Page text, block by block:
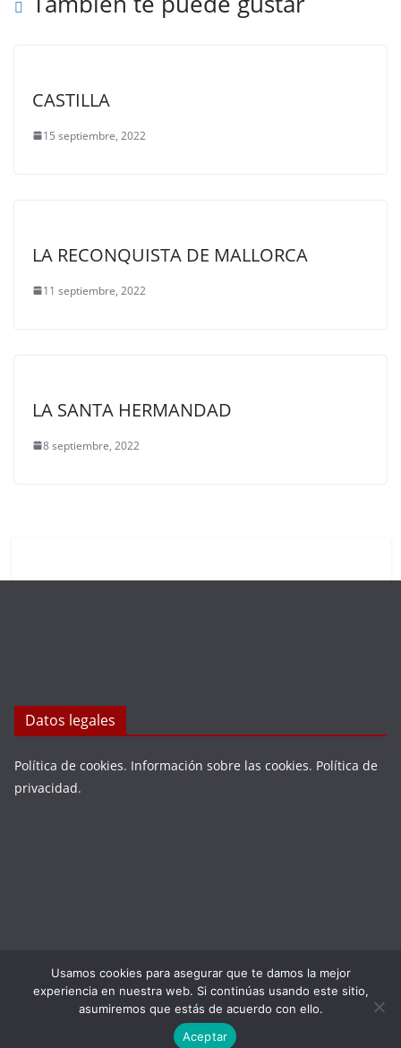
CASTILLA
15 septiembre, 2022
LA RECONQUISTA DE MALLORCA
11 septiembre, 2022
LA SANTA HERMANDAD
8 septiembre, 2022
Datos legales
Política de cookies. Información sobre las cookies. Política de
privacidad.
Copyright © 2026LA VIEJA ESPAÑA. Todos los derechos
reservados.
por ThemeGrill. Funciona con
Usamos cookies para asegurar que te damos la mejor
experiencia en nuestra web. Si continúas usando este sitio,
asumiremos que estás de acuerdo con ello.
Aceptar